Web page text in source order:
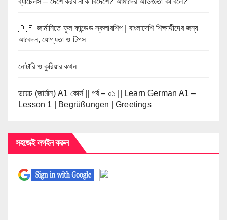
🇩🇪 জার্মানিতে ফুল ফান্ডেড স্কলারশিপ | বাংলাদেশি শিক্ষার্থীদের জন্য
আবেদন, যোগ্যতা ও টিপস
নোটারি ও কুরিয়ার কথন
ডয়েচ (জার্মান) A1 কোর্স || পর্ব – ০১ || Learn German A1 –
Lesson 1 | Begrüßungen | Greetings
সহজেই লগইন করুন